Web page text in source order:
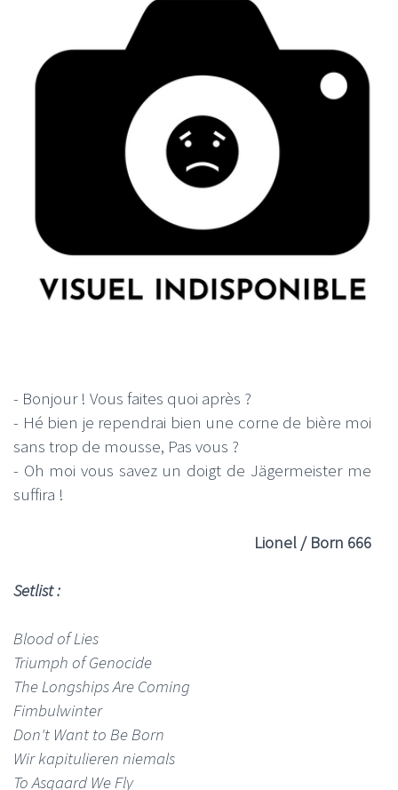
- Bonjour ! Vous faites quoi après ?
- Hé bien je rependrai bien une corne de bière moi
sans trop de mousse, Pas vous ?
- Oh moi vous savez un doigt de Jägermeister me
suffira !
Lionel / Born 666
Setlist :
Blood of Lies
Triumph of Genocide
The Longships Are Coming
Fimbulwinter
Don't Want to Be Born
Wir kapitulieren niemals
To Asgaard We Fly